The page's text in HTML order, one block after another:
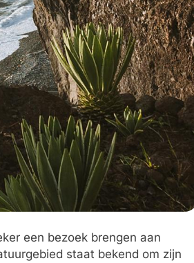
een bezoek brengen aan
staat bekend om zijn